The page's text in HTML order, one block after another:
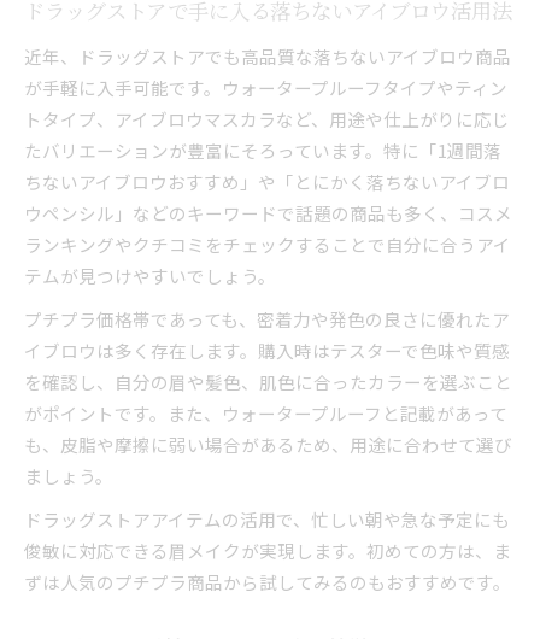
ドラッグストアで手に入る落ちないアイブロウ活用法
近年、ドラッグストアでも高品質な落ちないアイブロウ商品
が手軽に入手可能です。ウォータープルーフタイプやティン
トタイプ、アイブロウマスカラなど、用途や仕上がりに応じ
たバリエーションが豊富にそろっています。特に「1週間落
ちないアイブロウおすすめ」や「とにかく落ちないアイブロ
ウペンシル」などのキーワードで話題の商品も多く、コスメ
ランキングやクチコミをチェックすることで自分に合うアイ
テムが見つけやすいでしょう。
プチプラ価格帯であっても、密着力や発色の良さに優れたア
イブロウは多く存在します。購入時はテスターで色味や質感
を確認し、自分の眉や髪色、肌色に合ったカラーを選ぶこと
がポイントです。また、ウォータープルーフと記載があって
も、皮脂や摩擦に弱い場合があるため、用途に合わせて選び
ましょう。
ドラッグストアアイテムの活用で、忙しい朝や急な予定にも
俊敏に対応できる眉メイクが実現します。初めての方は、ま
ずは人気のプチプラ商品から試してみるのもおすすめです。